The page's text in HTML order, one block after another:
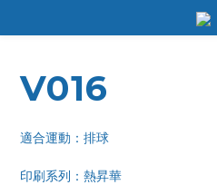
V016
適合運動：排球
印刷系列：熱昇華